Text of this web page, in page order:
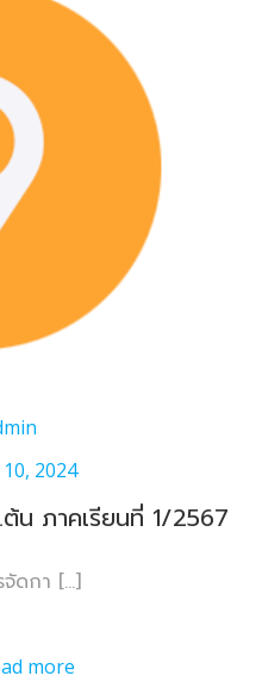
2024
น ภาคเรียนที่ 1/2567
ดกา […]
more